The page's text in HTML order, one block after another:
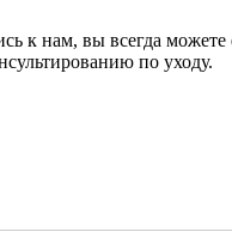
к нам, вы всегда
по уходу.